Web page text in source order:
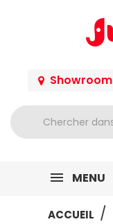
Showroom
MENU
ACCUEIL